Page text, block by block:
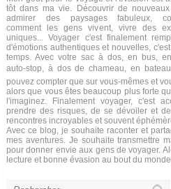
tôt dans ma vie. Découvrir de nouveaux
admirer des paysages fabuleux,
comment les gens vivent, vivre des
uniques... Voyager c'est finalement
d'émotions authentiques et nouvelles,
temps. Avec votre sac à dos, en bus,
auto-stop, à dos de chameau, en
pouvez compter que sur vous-mêmes et
alors que vous êtes beaucoup plus forte
l'imaginez. Finalement voyager, c'est
prendre des risques, de se dévoiler et
rencontres incroyables et souvent
Avec ce blog, je souhaite raconter et
mes aventures. Je souhaite transmettre
pour donner envie aux gens de voyager.
lecture et bonne évasion au bout du